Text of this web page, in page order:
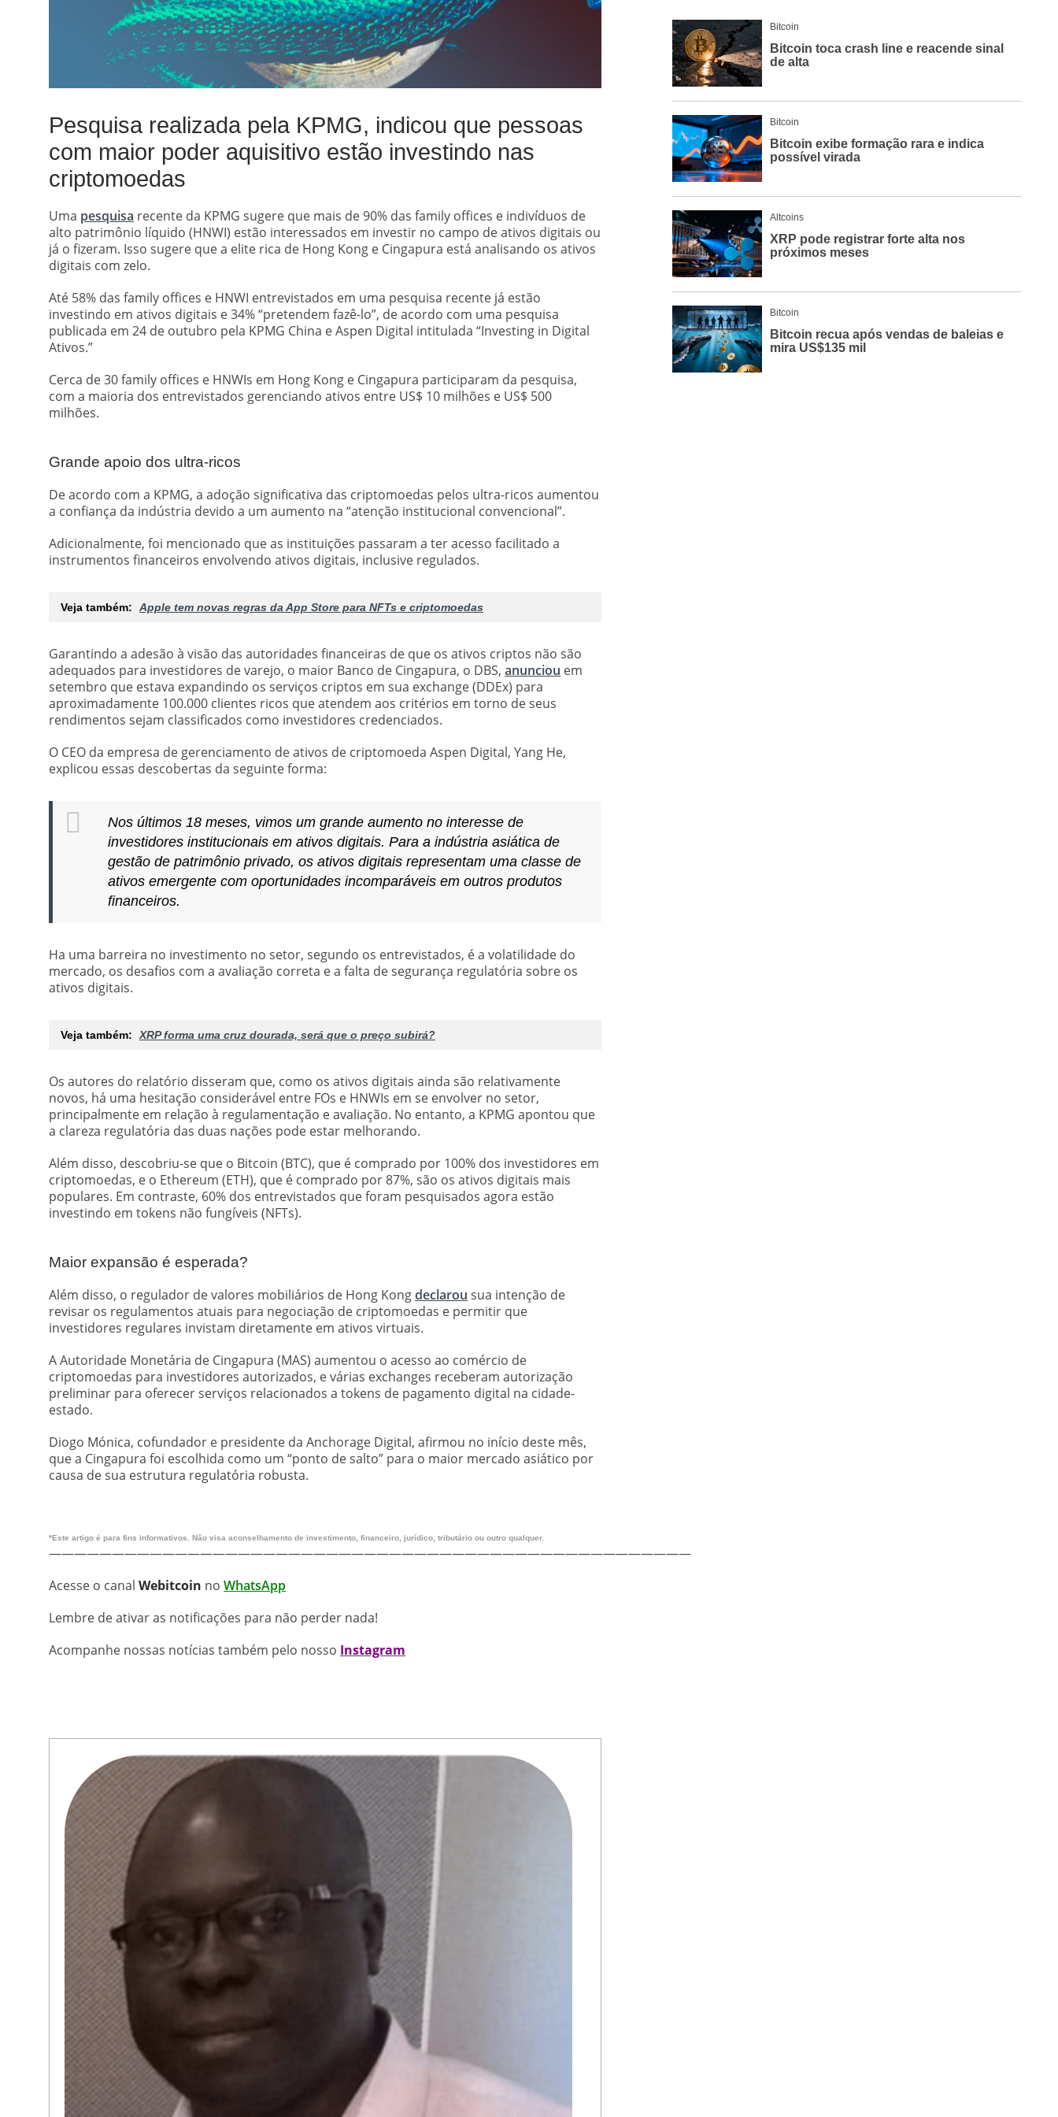
Pesquisa realizada pela KPMG, indicou que pessoas
com maior poder aquisitivo estão investindo nas
criptomoedas
Uma pesquisa recente da KPMG sugere que mais de 90% das family offices e indivíduos de
alto patrimônio líquido (HNWI) estão interessados ​​em investir no campo de ativos digitais ou
já o fizeram. Isso sugere que a elite rica de Hong Kong e Cingapura está analisando os ativos
digitais com zelo.
Até 58% das family offices e HNWI entrevistados em uma pesquisa recente já estão
investindo em ativos digitais e 34% “pretendem fazê-lo”, de acordo com uma pesquisa
publicada em 24 de outubro pela KPMG China e Aspen Digital intitulada “Investing in Digital
Ativos.”
Cerca de 30 family offices e HNWIs em Hong Kong e Cingapura participaram da pesquisa,
com a maioria dos entrevistados gerenciando ativos entre US$ 10 milhões e US$ 500
milhões.
Grande apoio dos ultra-ricos
De acordo com a KPMG, a adoção significativa das criptomoedas pelos ultra-ricos aumentou
a confiança da indústria devido a um aumento na “atenção institucional convencional”.
Adicionalmente, foi mencionado que as instituições passaram a ter acesso facilitado a
instrumentos financeiros envolvendo ativos digitais, inclusive regulados.
Veja também: Apple tem novas regras da App Store para NFTs e criptomoedas
Garantindo a adesão à visão das autoridades financeiras de que os ativos criptos não são
adequados para investidores de varejo, o maior Banco de Cingapura, o DBS, anunciou em
setembro que estava expandindo os serviços criptos em sua exchange (DDEx) para
aproximadamente 100.000 clientes ricos que atendem aos critérios em torno de seus
rendimentos sejam classificados como investidores credenciados.
O CEO da empresa de gerenciamento de ativos de criptomoeda Aspen Digital, Yang He,
explicou essas descobertas da seguinte forma:
Nos últimos 18 meses, vimos um grande aumento no interesse de
investidores institucionais em ativos digitais. Para a indústria asiática de
gestão de patrimônio privado, os ativos digitais representam uma classe de
ativos emergente com oportunidades incomparáveis ​​em outros produtos
financeiros.
Ha uma barreira no investimento no setor, segundo os entrevistados, é a volatilidade do
mercado, os desafios com a avaliação correta e a falta de segurança regulatória sobre os
ativos digitais.
Veja também: XRP forma uma cruz dourada, será que o preço subirá?
Os autores do relatório disseram que, como os ativos digitais ainda são relativamente
novos, há uma hesitação considerável entre FOs e HNWIs em se envolver no setor,
principalmente em relação à regulamentação e avaliação. No entanto, a KPMG apontou que
a clareza regulatória das duas nações pode estar melhorando.
Além disso, descobriu-se que o Bitcoin (BTC), que é comprado por 100% dos investidores em
criptomoedas, e o Ethereum (ETH), que é comprado por 87%, são os ativos digitais mais
populares. Em contraste, 60% dos entrevistados que foram pesquisados ​​agora estão
investindo em tokens não fungíveis (NFTs).
Maior expansão é esperada?
Além disso, o regulador de valores mobiliários de Hong Kongdeclarou sua intenção de
revisar os regulamentos atuais para negociação de criptomoedas e permitir que
investidores regulares invistam diretamente em ativos virtuais.
A Autoridade Monetária de Cingapura (MAS) aumentou o acesso ao comércio de
criptomoedas para investidores autorizados, e várias exchanges receberam autorização
preliminar para oferecer serviços relacionados a tokens de pagamento digital na cidade-
estado.
Diogo Mónica, cofundador e presidente da Anchorage Digital, afirmou no início deste mês,
que a Cingapura foi escolhida como um “ponto de salto” para o maior mercado asiático por
causa de sua estrutura regulatória robusta.
*Este artigo é para fins informativos. Não visa aconselhamento de investimento, financeiro, jurídico, tributário ou outro qualquer.
———————————————————————————————————————————————————
Acesse o canal Webitcoin no WhatsApp
Lembre de ativar as notificações para não perder nada!
Acompanhe nossas notícias também pelo nosso Instagram
Bitcoin
Bitcoin toca crash line e reacende sinal
de alta
Bitcoin
Bitcoin exibe formação rara e indica
possível virada
Altcoins
XRP pode registrar forte alta nos
próximos meses
Bitcoin
Bitcoin recua após vendas de baleias e
mira US$135 mil